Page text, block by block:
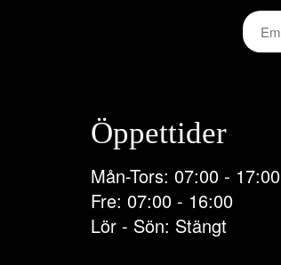
Öppettider
Mån-Tors: 07:00 - 17:00
Fre: 07:00 - 16:00
Lör - Sön: Stängt